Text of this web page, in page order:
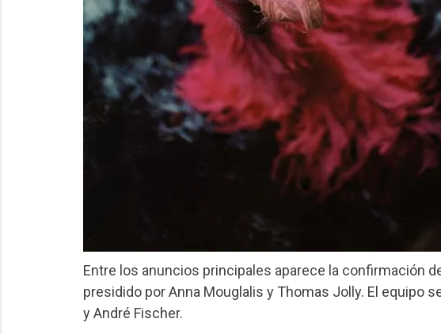
Entre los anuncios principales aparece la confirmación
presidido por Anna Mouglalis y Thomas Jolly. El equipo
y André Fischer.